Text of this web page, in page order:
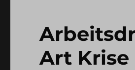
Art Krise